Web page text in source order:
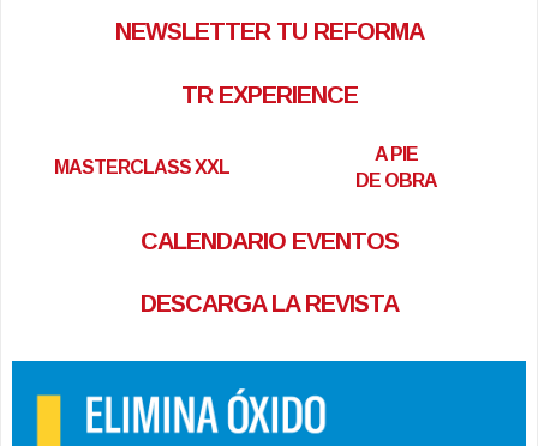
NEWSLETTER TU REFORMA
TR EXPERIENCE
MASTERCLASS XXL
A PIE
DE OBRA
CALENDARIO EVENTOS
DESCARGA LA REVISTA